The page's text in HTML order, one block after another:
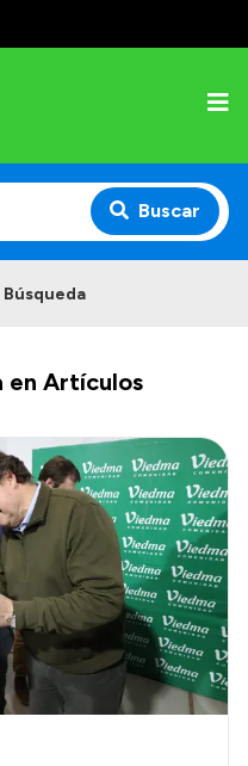
Buscar
Búsqueda
en Artículos